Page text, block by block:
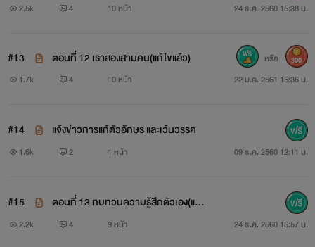
2.5k 4 10 หน้า 24 ธ.ค. 2560 15:38 น.
#13 ตอนที่ 12 เราสองสามคน(แก้ไขแล้ว)
1.7k 4 10 หน้า 22 ม.ค. 2561 15:36 น.
หรือ 300
#14 แจ้งข่าวการแก้ตัวอักษร และเว้นวรรค
1.6k 2 1 หน้า 09 ธ.ค. 2560 12:11 น.
#15
ตอนที่ 13 ทบทวนความรู้สึกตัวเอง(แก้ไ
ขแล้ว)
2.2k 4 9 หน้า 24 ธ.ค. 2560 15:57 น.